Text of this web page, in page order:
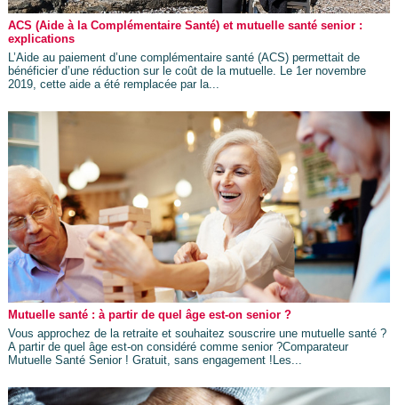
ACS (Aide à la Complémentaire Santé) et mutuelle santé senior :
explications
L’Aide au paiement d’une complémentaire santé (ACS) permettait de
bénéficier d’une réduction sur le coût de la mutuelle. Le 1er novembre
2019, cette aide a été remplacée par la...
Mutuelle santé : à partir de quel âge est-on senior ?
Vous approchez de la retraite et souhaitez souscrire une mutuelle santé ?
A partir de quel âge est-on considéré comme senior ?Comparateur
Mutuelle Santé Senior ! Gratuit, sans engagement !Les...